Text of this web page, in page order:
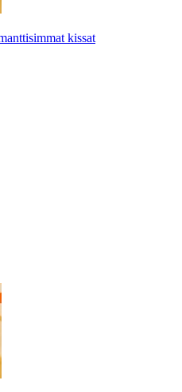
kissat